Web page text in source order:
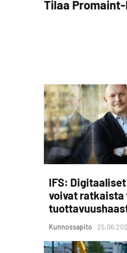
Tilaa
IFS:
voivat ratkaista
Kunnossapito